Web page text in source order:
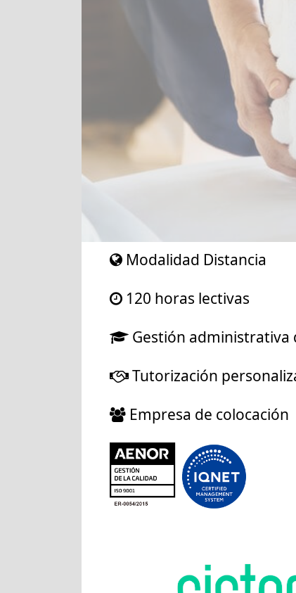
Modalidad Distancia
120 horas lectivas
Gestión administrativa
Tutorización
Empresa de colocación